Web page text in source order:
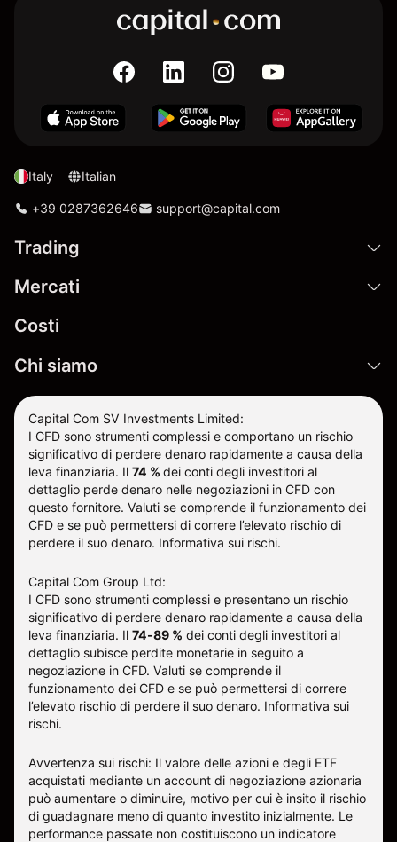
Italy Italian
+39 0287362646 support@capital.com
Trading
Mercati
Costi
Chi siamo
Capital Com SV Investments Limited:
I CFD sono strumenti complessi e comportano un rischio
significativo di perdere denaro rapidamente a causa della
leva finanziaria. Il 74 % dei conti degli investitori al
dettaglio perde denaro nelle negoziazioni in CFD con
questo fornitore. Valuti se comprende il funzionamento dei
CFD e se può permettersi di correre l’elevato rischio di
perdere il suo denaro. Informativa sui rischi.
Capital Com Group Ltd:
I CFD sono strumenti complessi e presentano un rischio
significativo di perdere denaro rapidamente a causa della
leva finanziaria. Il 74-89 % dei conti degli investitori al
dettaglio subisce perdite monetarie in seguito a
negoziazione in CFD. Valuti se comprende il
funzionamento dei CFD e se può permettersi di correre
l’elevato rischio di perdere il suo denaro. Informativa sui
rischi.
Avvertenza sui rischi: Il valore delle azioni e degli ETF
acquistati mediante un account di negoziazione azionaria
può aumentare o diminuire, motivo per cui è insito il rischio
di guadagnare meno di quanto investito inizialmente. Le
performance passate non costituiscono un indicatore